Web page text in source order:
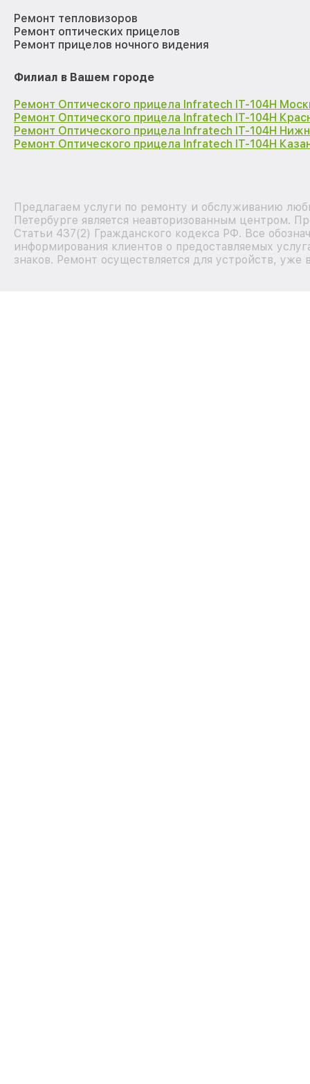
Ремонт тепловизоров
Ремонт оптических прицелов
Ремонт прицелов ночного видения
Филиал в Вашем городе
Ремонт Оптического прицела Infratech IT-104H
Ремонт Оптического прицела Infratech IT-104H
Ремонт Оптического прицела Infratech IT-104H
Ремонт Оптического прицела Infratech IT-104H
Предлагаем услуги по ремонту и обслуживанию
Петербурге является неавторизованным центром.
Статьи 437(2) Гражданского кодекса РФ. Все
информирования клиентов о предоставляемых
знаков. Ремонт осуществляется для устройств,